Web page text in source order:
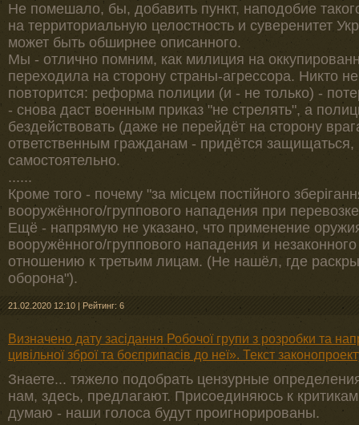
Не помешало, бы, добавить пункт, наподобие
на территориальную целостность и суверенитет
может быть обширнее описанного.
Мы - отлично помним, как милиция на
переходила на сторону страны-агрессора. Никто
повторится: реформа полиции (и - не только) -
- снова даст военным приказ "не стрелять", а
бездействовать (даже не перейдёт на сторону
ответственным гражданам - придётся
самостоятельно.
......
Кроме того - почему "за місцем постійного
вооружённого/группового нападения при
Ещё - напрямую не указано, что применение
вооружённого/группового нападения и
отношению к третьим лицам. (Не нашёл, где
оборона").
21.02.2020 12:10 | Рейтинг: 6
Визначено дату засідання Робочої групи з розробки та
цивільної зброї та боєприпасів до неї». Текст
Знаете... тяжело подобрать цензурные
нам, здесь, предлагают. Присоединяюсь к
думаю - наши голоса будут проигнорированы.